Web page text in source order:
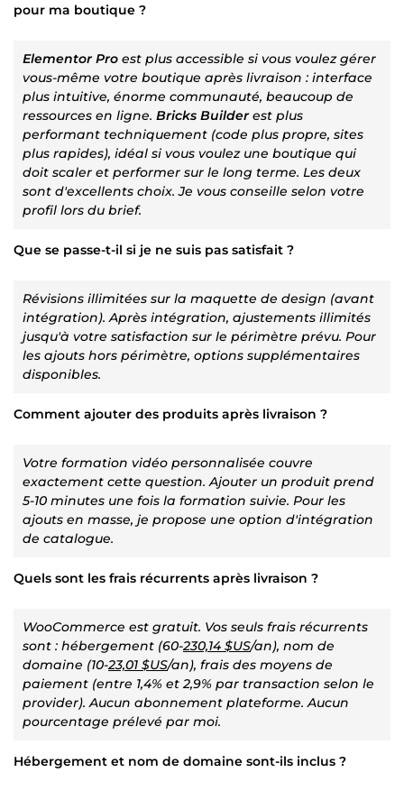
pour ma boutique ?
Elementor Pro est plus accessible si vous voulez gérer
vous-même votre boutique après livraison : interface
plus intuitive, énorme communauté, beaucoup de
ressources en ligne. Bricks Builderest plus
performant techniquement (code plus propre, sites
plus rapides), idéal si vous voulez une boutique qui
doit scaler et performer sur le long terme. Les deux
sont d'excellents choix. Je vous conseille selon votre
profil lors du brief.
Que se passe-t-il si je ne suis pas satisfait ?
Révisions illimitées sur la maquette de design (avant
intégration). Après intégration, ajustements illimités
jusqu'à votre satisfaction sur le périmètre prévu. Pour
les ajouts hors périmètre, options supplémentaires
disponibles.
Comment ajouter des produits après livraison ?
Votre formation vidéo personnalisée couvre
exactement cette question. Ajouter un produit prend
5-10 minutes une fois la formation suivie. Pour les
ajouts en masse, je propose une option d'intégration
de catalogue.
Quels sont les frais récurrents après livraison ?
WooCommerce est gratuit. Vos seuls frais récurrents
sont : hébergement (60-230,14 $US/an), nom de
domaine (10-23,01 $US/an), frais des moyens de
paiement (entre 1,4% et 2,9% par transaction selon le
provider). Aucun abonnement plateforme. Aucun
pourcentage prélevé par moi.
Hébergement et nom de domaine sont-ils inclus ?